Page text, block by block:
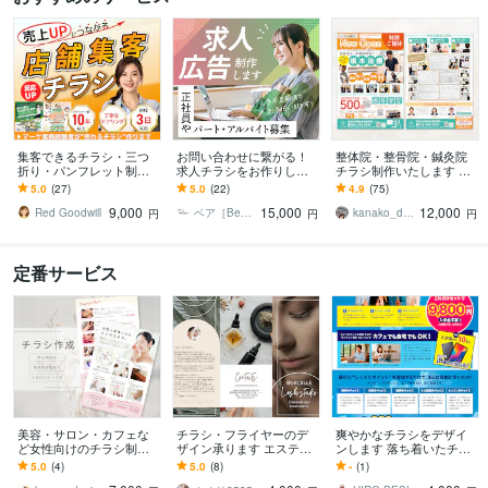
集客できるチラシ・三つ
折り・パンフレット制作
します 店舗キャンペー
ン・イベント集客支援
5.0 (27)
Red Goodwill 9,000 円
お問い合わせに繋がる！
求人チラシをお作りしま
す 代理店で制作経験あり
◎どんな職種もお任せく
ださい！
5.0 (22)
ベア［Bear_graphic］
15,000 円
整体院・整骨院・鍼灸院
チラシ制作いたします 初
めての方大歓迎♪印刷まで
対応OK!
4.9 (75)
kanako_design✴︎ 12,000 円
定番サービス
美容・サロン・カフェな
ど女性向けのチラシ制作
します ♢シンプル・上
品・ナチュラルなデザイ
5.0 (4)
チラシ・フライヤーのデ
ザイン承ります エステ・
美容室のチラシやフライ
ヤーの作成経験ありま
5.0 (8)
爽やかなチラシをデザイ
ンします 落ち着いたチラ
シも得意にしています
- (1)